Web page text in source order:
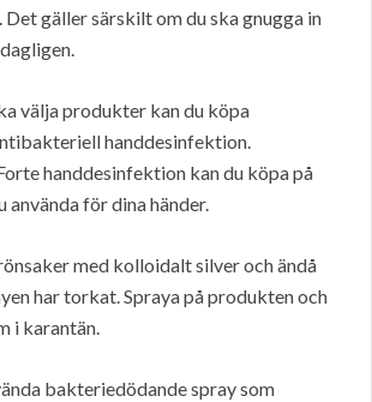
gäller särskilt om du ska gnugga in
välja produkter kan du köpa
handdesinfektion.
handdesinfektion kan du köpa på
använda för dina händer.
med kolloidalt silver och ändå
har torkat. Spraya på produkten och
i karantän.
bakteriedödande spray som